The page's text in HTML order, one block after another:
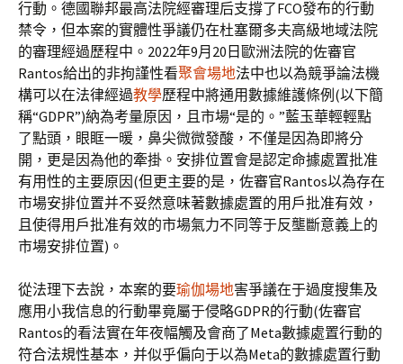
行動。德國聯邦最高法院經審理后支撐了FCO發布的行動
禁令，但本案的實體性爭議仍在杜塞爾多夫高級地域法院
的審理經過歷程中。2022年9月20日歐洲法院的佐審官
Rantos給出的非拘謹性看聚會場地法中也以為競爭論法機
構可以在法律經過教學歷程中將通用數據維護條例(以下簡
稱“GDPR”)納為考量原因，且市場“是的。”藍玉華輕輕點
了點頭，眼眶一暖，鼻尖微微發酸，不僅是因為即將分
開，更是因為他的牽掛。安排位置會是認定命據處置批准
有用性的主要原因(但更主要的是，佐審官Rantos以為存在
市場安排位置并不妥然意味著數據處置的用戶批准有效，
且使得用戶批准有效的市場氣力不同等于反壟斷意義上的
市場安排位置)。
從法理下去說，本案的要瑜伽場地害爭議在于過度搜集及
應用小我信息的行動畢竟屬于侵略GDPR的行動(佐審官
Rantos的看法實在年夜幅觸及會商了Meta數據處置行動的
符合法規性基本，并似乎偏向于以為Meta的數據處置行動